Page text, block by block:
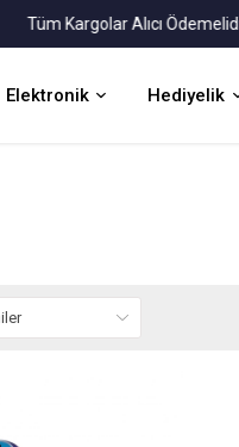
Tüm Kargolar Alıcı Ödemelidir!
Elektronik Hediyelik